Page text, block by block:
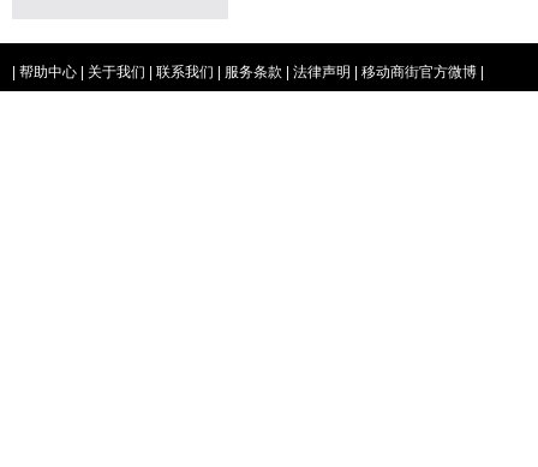
帮助中心 关于我们 联系我们 服务条款 法律声明 移动商街官方微博